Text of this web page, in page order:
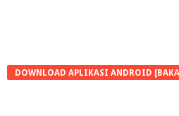
DOWNLOAD APLIKASI ANDROID